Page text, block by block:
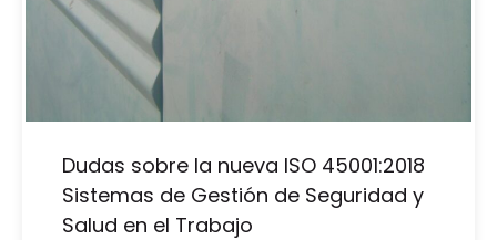
Dudas sobre la nueva ISO 45001:2018
Sistemas de Gestión de Seguridad y
Salud en el Trabajo